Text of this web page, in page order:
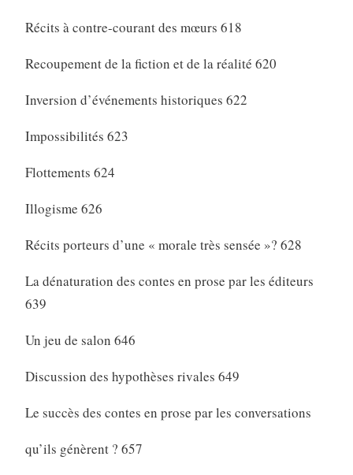
Récits à contre-courant des mœurs 618
Recoupement de la fiction et de la réalité 620
Inversion d’événements historiques 622
Impossibilités 623
Flottements 624
Illogisme 626
Récits porteurs d’une « morale très sensée »? 628
La dénaturation des contes en prose par les éditeurs
639
Un jeu de salon 646
Discussion des hypothèses rivales 649
Le succès des contes en prose par les conversations
qu’ils génèrent ? 657